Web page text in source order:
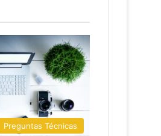
Preguntas Técnicas